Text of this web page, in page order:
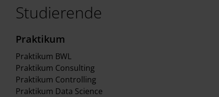
Studierende
Praktikum
Praktikum BWL
Praktikum Consulting
Praktikum Controlling
Praktikum Data Science